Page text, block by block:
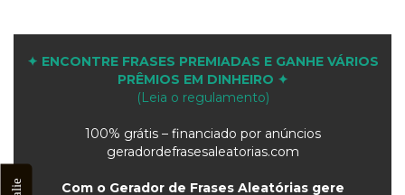
✦ ENCONTRE FRASES PREMIADAS E GANHE VÁRIOS
PRÊMIOS EM DINHEIRO ✦
(Leia o regulamento)
100% grátis – financiado por anúncios
geradordefrasesaleatorias.com
Com o Gerador de Frases Aleatórias gere